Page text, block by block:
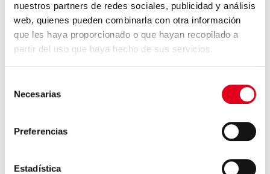
nuestros partners de redes sociales, publicidad y análisis
web, quienes pueden combinarla con otra información
que les haya proporcionado o que hayan recopilado a
partir del uso que haya hecho de sus servicios.
Necesarias
Preferencias
Estadística